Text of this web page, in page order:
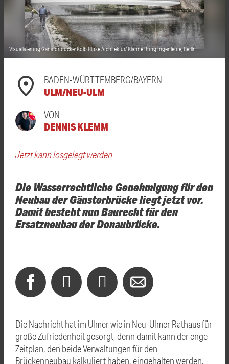
Visualisierung Gänstorbrücke: Kolb Ripke Architektur/ Klähne Bung Ingenieure, Berlin
BADEN-WÜRTTEMBERG/BAYERN
ULM/NEU-ULM
VON
DENNIS KLEMM
Jetzt kann losgelegt werden
Die Wasserrechtliche Genehmigung für den
Neubau der Gänstorbrücke liegt jetzt vor.
Damit besteht nun Baurecht für den
Ersatzneubau der Donaubrücke.
Die Nachricht hat im Ulmer wie in Neu-Ulmer Rathaus für
große Zufriedenheit gesorgt, denn damit kann der enge
Zeitplan, den beide Verwaltungen für den
Brückenneubau kalkuliert haben, eingehalten werden,